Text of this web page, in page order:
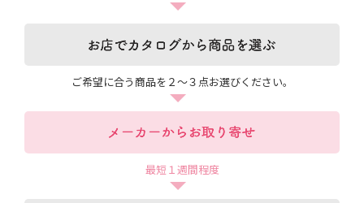
ご希望に合う商品を２～３点お選びください。
最短１週間程度